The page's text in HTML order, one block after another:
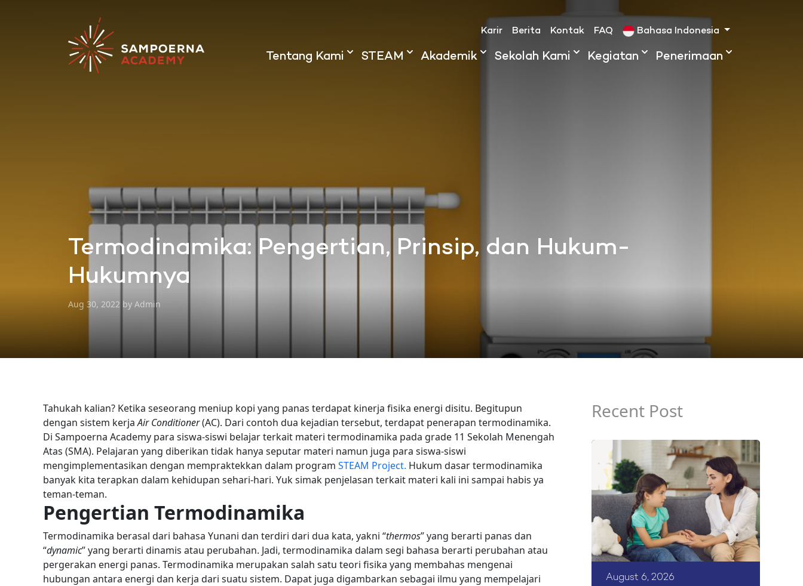
Karir Berita Kontak FAQ Bahasa Indonesia
Tentang Kami STEAM Akademik Sekolah Kami Kegiatan Penerimaan
Termodinamika: Pengertian, Prinsip, dan Hukum-
Hukumnya
Aug 30, 2022 by Admin
Tahukah kalian? Ketika seseorang meniup kopi yang panas terdapat kinerja fisika energi disitu. Begitupun
dengan sistem kerjaAir Conditioner(AC). Dari contoh dua kejadian tersebut, terdapat penerapan termodinamika.
Di Sampoerna Academy para siswa-siswi belajar terkait materi termodinamika pada grade 11 Sekolah Menengah
Atas (SMA). Pelajaran yang diberikan tidak hanya seputar materi namun juga para siswa-siswi
mengimplementasikan dengan mempraktekkan dalam program STEAM Project. Hukum dasar termodinamika
banyak kita terapkan dalam kehidupan sehari-hari. Yuk simak penjelasan terkait materi kali ini sampai habis ya
teman-teman.
Pengertian Termodinamika
Termodinamika berasal dari bahasa Yunani dan terdiri dari dua kata, yakni “thermos” yang berarti panas dan
“dynamic” yang berarti dinamis atau perubahan. Jadi, termodinamika dalam segi bahasa berarti perubahan atau
pergerakan energi panas. Termodinamika merupakan salah satu teori fisika yang membahas mengenai
hubungan antara energi dan kerja dari suatu sistem. Dapat juga digambarkan sebagai ilmu yang mempelajari
Recent Post
August 6, 2026